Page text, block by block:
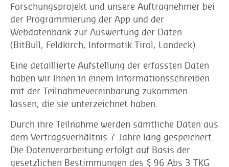
Forschungsprojekt und unsere Auftragnehmer bei
der Programmierung der App und der
Webdatenbank zur Auswertung der Daten.
(BitBull, Feldkirch, Informatik.Tirol, Landeck).
Eine detaillierte Aufstellung der erfassten Daten
haben wir Ihnen in einem Informationsschreiben
mit der Teilnahmevereinbarung zukommen
lassen, die sie unterzeichnet haben.
Durch ihre Teilnahme werden sämtliche Daten aus
dem Vertragsverhältnis 7 Jahre lang gespeichert.
Die Datenverarbeitung erfolgt auf Basis der
gesetzlichen Bestimmungen des § 96 Abs 3 TKG